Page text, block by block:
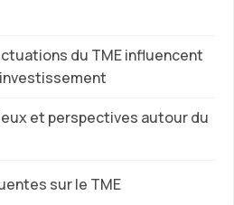
du TME influencent
et perspectives autour du
sur le TME